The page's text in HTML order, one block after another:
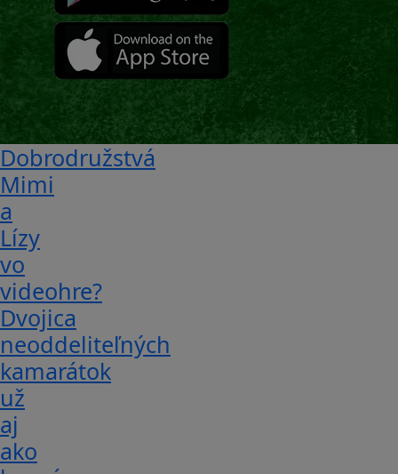
Dobrodružstvá
Mimi
a
Lízy
vo
videohre?
Dvojica
neoddeliteľných
kamarátok
už
aj
ako